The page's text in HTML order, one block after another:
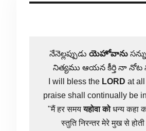
నేనెల్లప్పుడుయెహోవాను
నిత్యము ఆయన కీర్తి నా నోట
I will bless the LORD at
praise shall continually be
"मैं हर समययहोवा कोधन्य कहा
स्तुति निरन्तर मेरे मुख से